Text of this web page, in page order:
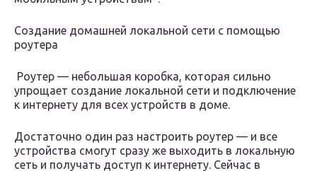
Создание домашней локальной сети с помощью
роутера
Роутер — небольшая коробка, которая сильно
упрощает создание локальной сети и подключение
к интернету для всех устройств в доме.
Достаточно один раз настроить роутер — и все
устройства смогут сразу же выходить в локальную
сеть и получать доступ к интернету. Сейчас в